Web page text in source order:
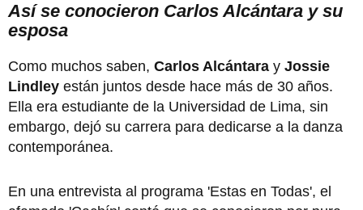
Así se conocieron Carlos Alcántara y su
esposa
Como muchos saben, Carlos Alcántara y Jossie
Lindley están juntos desde hace más de 30 años.
Ella era estudiante de la Universidad de Lima, sin
embargo, dejó su carrera para dedicarse a la danza
contemporánea.
En una entrevista al programa 'Estas en Todas', el